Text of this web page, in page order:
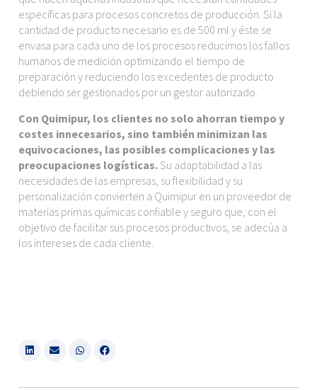
específicas para procesos concretos de producción. Si la
cantidad de producto necesario es de 500 ml y éste se
envasa para cada uno de los procesos reducimos los fallos
humanos de medición optimizando el tiempo de
preparación y reduciendo los excedentes de producto
debiendo ser gestionados por un gestor autorizado.
Con Quimipur, los clientes no solo ahorran tiempo y
costes innecesarios, sino también minimizan las
equivocaciones, las posibles complicaciones y las
preocupaciones logísticas. Su adaptabilidad a las
necesidades de las empresas, su flexibilidad y su
personalización convierten a Quimipur en un proveedor de
materias primas químicas confiable y seguro que, con el
objetivo de facilitar sus procesos productivos, se adecúa a
los intereses de cada cliente.